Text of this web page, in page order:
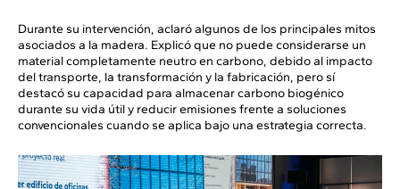
Durante su intervención, aclaró algunos de los principales mitos
asociados a la madera. Explicó que no puede considerarse un
material completamente neutro en carbono, debido al impacto
del transporte, la transformación y la fabricación, pero sí
destacó su capacidad para almacenar carbono biogénico
durante su vida útil y reducir emisiones frente a soluciones
convencionales cuando se aplica bajo una estrategia correcta.